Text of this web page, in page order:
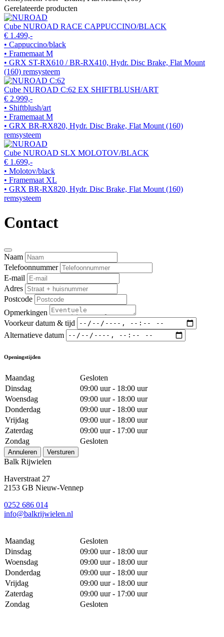
Gerelateerde producten
Cube NUROAD RACE CAPPUCCINO/BLACK
€ 1.499,-
• Cappuccino/black
• Framemaat M
• GRX ST-RX610 / BR-RX410, Hydr. Disc Brake, Flat Mount
(160) remsysteem
Cube NUROAD C:62 EX SHIFTBLUSH/ART
€ 2.999,-
• Shiftblush/art
• Framemaat M
• GRX BR-RX820, Hydr. Disc Brake, Flat Mount (160)
remsysteem
Cube NUROAD SLX MOLOTOV/BLACK
€ 1.699,-
• Molotov/black
• Framemaat XL
• GRX BR-RX820, Hydr. Disc Brake, Flat Mount (160)
remsysteem
Contact
Naam
Telefoonnummer
E-mail
Adres
Postcode
Opmerkingen
Voorkeur datum & tijd
Alternatieve datum
Openingstijden
Maandag
Gesloten
Dinsdag
09:00 uur - 18:00 uur
Woensdag
09:00 uur - 18:00 uur
Donderdag
09:00 uur - 18:00 uur
Vrijdag
09:00 uur - 18:00 uur
Zaterdag
09:00 uur - 17:00 uur
Zondag
Gesloten
Annuleren Versturen
Balk Rijwielen
Haverstraat 27
2153 GB Nieuw-Vennep
0252 686 014
info@balkrijwielen.nl
Maandag
Gesloten
Dinsdag
09:00 uur - 18:00 uur
Woensdag
09:00 uur - 18:00 uur
Donderdag
09:00 uur - 18:00 uur
Vrijdag
09:00 uur - 18:00 uur
Zaterdag
09:00 uur - 17:00 uur
Zondag
Gesloten